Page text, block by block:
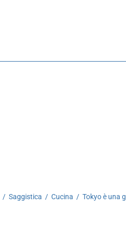
/ Saggistica / Cucina / Tokyo è una